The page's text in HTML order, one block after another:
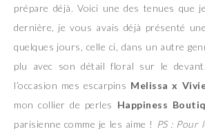
prépare déjà. Voici une des tenues que
dernière, je vous avais déjà présenté
quelques jours, celle ci, dans un autre
plu avec son détail floral sur le
l’occasion mes escarpins Melissa x
mon collier de perles Happiness
parisienne comme je les aime ! PS : Pour